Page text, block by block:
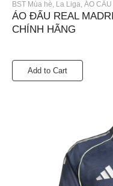
BST Mùa hè, La Liga, ÁO
ÁO ĐẤU REAL
CHÍNH HÃNG
Add to Cart